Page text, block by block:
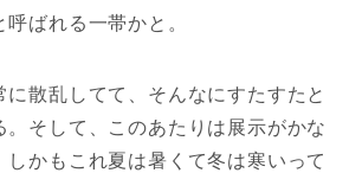
ばれる一帯かと。
に散乱してて、そんなにすたすたと
。そして、このあたりは展示がかな
しかもこれ夏は暑くて冬は寒いって